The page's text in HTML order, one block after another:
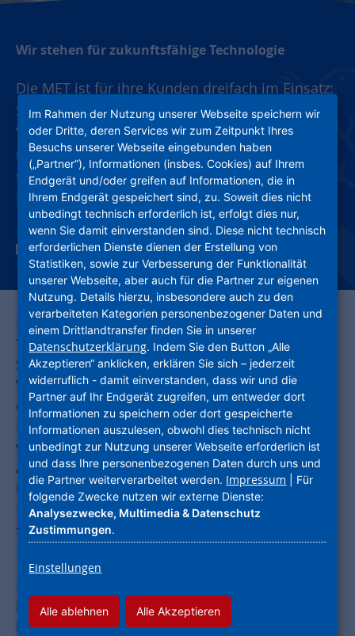
Wir stehen für zukunftsfähige Technologie
Die MET ist für ihre Kunden dreifach im Einsatz:
Sie bietet eine leistungsfähige Multimedia-
Versorgung, liefert günstige sowie
umweltschonende Energie und erfüllt
technische und immobilienwirtschaftliche
Dienstleistungen rund ums Wohnen.
Die MET Medien-Energie-Technik GmbH ist eine
Tochtergesellschaft der Wohnstadt
Stadtentwicklungs- und
Wohnungsbaugesellschaft Hessen mbH und
damit Teil der Unternehmensgruppe
Nassauische Heimstätte | Wohnstadt. Sie
wurde 1994 gegründet. Bis heute ist das
Angebot der MET stetig gewachsen. Inzwischen
ist sie nicht nur ein leistungsstarker
Dienstleister für die Unternehmensgruppe,
sondern bietet ihre Leistungen auch externe
hessischen Städten und Gemeinden mit einer
leistungsfähigen Infrastruktur für TV, Radio,
Im Rahmen der Nutzung unserer Webseite speichern wir
oder Dritte, deren Services wir zum Zeitpunkt Ihres
Besuchs unserer Webseite eingebunden haben
(„Partner“), Informationen (insbes. Cookies) auf Ihrem
Endgerät und/oder greifen auf Informationen, die in
Ihrem Endgerät gespeichert sind, zu. Soweit dies nicht
unbedingt technisch erforderlich ist, erfolgt dies nur,
wenn Sie damit einverstanden sind. Diese nicht technisch
erforderlichen Dienste dienen der Erstellung von
Statistiken, sowie zur Verbesserung der Funktionalität
unserer Webseite, aber auch für die Partner zur eigenen
Nutzung. Details hierzu, insbesondere auch zu den
verarbeiteten Kategorien personenbezogener Daten und
einem Drittlandtransfer finden Sie in unserer
Datenschutzerklärung. Indem Sie den Button „Alle
Akzeptieren“ anklicken, erklären Sie sich – jederzeit
widerruflich - damit einverstanden, dass wir und die
Partner auf Ihr Endgerät zugreifen, um entweder dort
Informationen zu speichern oder dort gespeicherte
Informationen auszulesen, obwohl dies technisch nicht
unbedingt zur Nutzung unserer Webseite erforderlich ist
und dass Ihre personenbezogenen Daten durch uns und
die Partner weiterverarbeitet werden. Impressum | Für
folgende Zwecke nutzen wir externe Dienste:
Analysezwecke, Multimedia & Datenschutz
Zustimmungen.
Einstellungen
Alle ablehnen Alle Akzeptieren